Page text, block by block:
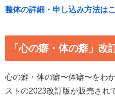
整体の詳細・申し込み方法は
「心の癖・体の癖」改
心の癖・体の癖〜体癖〜をわ
ストの2023改訂版が販売され